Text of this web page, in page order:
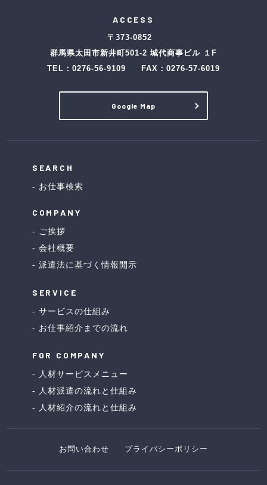
ACCESS
〒373-0852
群馬県太田市新井町501-2 城代商事ビル １F
TEL： 0276-56-9109 FAX：0276-57-6019
Google Map
SEARCH
お仕事検索
COMPANY
ご挨拶
会社概要
派遣法に基づく情報開示
SERVICE
サービスの仕組み
お仕事紹介までの流れ
FOR COMPANY
人材サービスメニュー
人材派遣の流れと仕組み
人材紹介の流れと仕組み
お問い合わせ プライバシーポリシー